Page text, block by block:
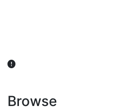
Browse